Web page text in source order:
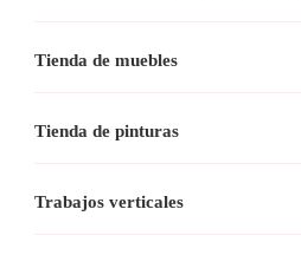
Tienda de muebles
Tienda de pinturas
Trabajos verticales